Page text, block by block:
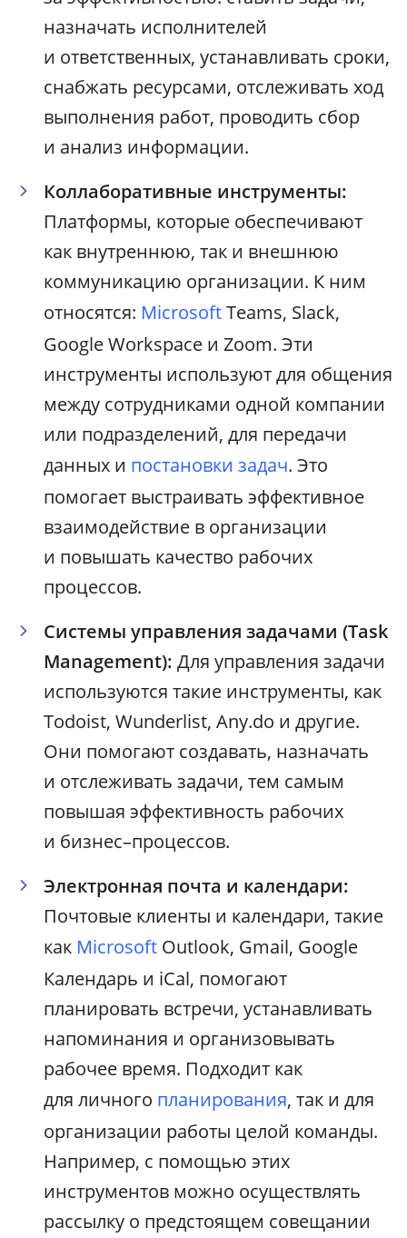
назначать исполнителей
и ответственных, устанавливать сроки,
снабжать ресурсами, отслеживать ход
выполнения работ, проводить сбор
и анализ информации.
Коллаборативные инструменты:
Платформы, которые обеспечивают
как внутреннюю, так и внешнюю
коммуникацию организации. К ним
относятся: MicrosoftTeams, Slack,
Google Workspace и Zoom. Эти
инструменты используют для общения
между сотрудниками одной компании
или подразделений, для передачи
данных и постановки задач. Это
помогает выстраивать эффективное
взаимодействие в организации
и повышать качество рабочих
процессов.
Системы управления задачами (Task
Management): Для управления задачи
используются такие инструменты, как
Todoist, Wunderlist, Any.do и другие.
Они помогают создавать, назначать
и отслеживать задачи, тем самым
повышая эффективность рабочих
и бизнес–процессов.
Электронная почта и календари:
Почтовые клиенты и календари, такие
как Microsoft Outlook, Gmail, Google
Календарь и iCal, помогают
планировать встречи, устанавливать
напоминания и организовывать
рабочее время. Подходит как
для личного планирования, так и для
организации работы целой команды.
Например, с помощью этих
инструментов можно осуществлять
рассылку о предстоящем совещании